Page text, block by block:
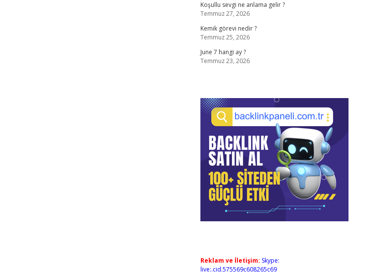
Koşullu sevgi ne anlama gelir ?
Temmuz 27, 2026
Kemik görevi nedir ?
Temmuz 25, 2026
June 7 hangi ay ?
Temmuz 23, 2026
Reklam ve İletişim: Skype:
live:.cid.575569c608265c69